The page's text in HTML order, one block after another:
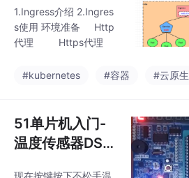
1.Ingress介绍 2.Ingres
s使用 环境准备 Http
代理 Https代理
#kubernetes #容器 #云原生
51单片机入门-
温度传感器DS1